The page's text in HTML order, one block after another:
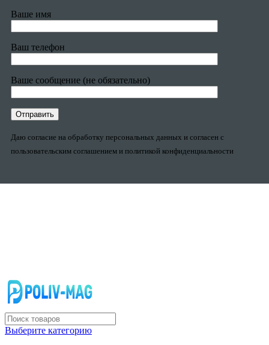
Ваше имя
Ваш телефон
Ваше сообщение (не обязательно)
Даю согласие на обработку персональных данных и согласен с
пользовательским соглашением и политикой конфиденциальности
Выберите категорию